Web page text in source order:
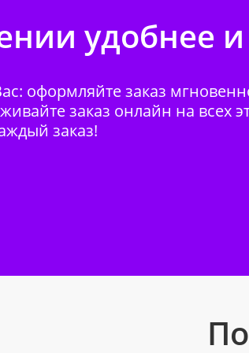
удобнее
оформляйте заказ
заказ онлайн на всех
заказ!